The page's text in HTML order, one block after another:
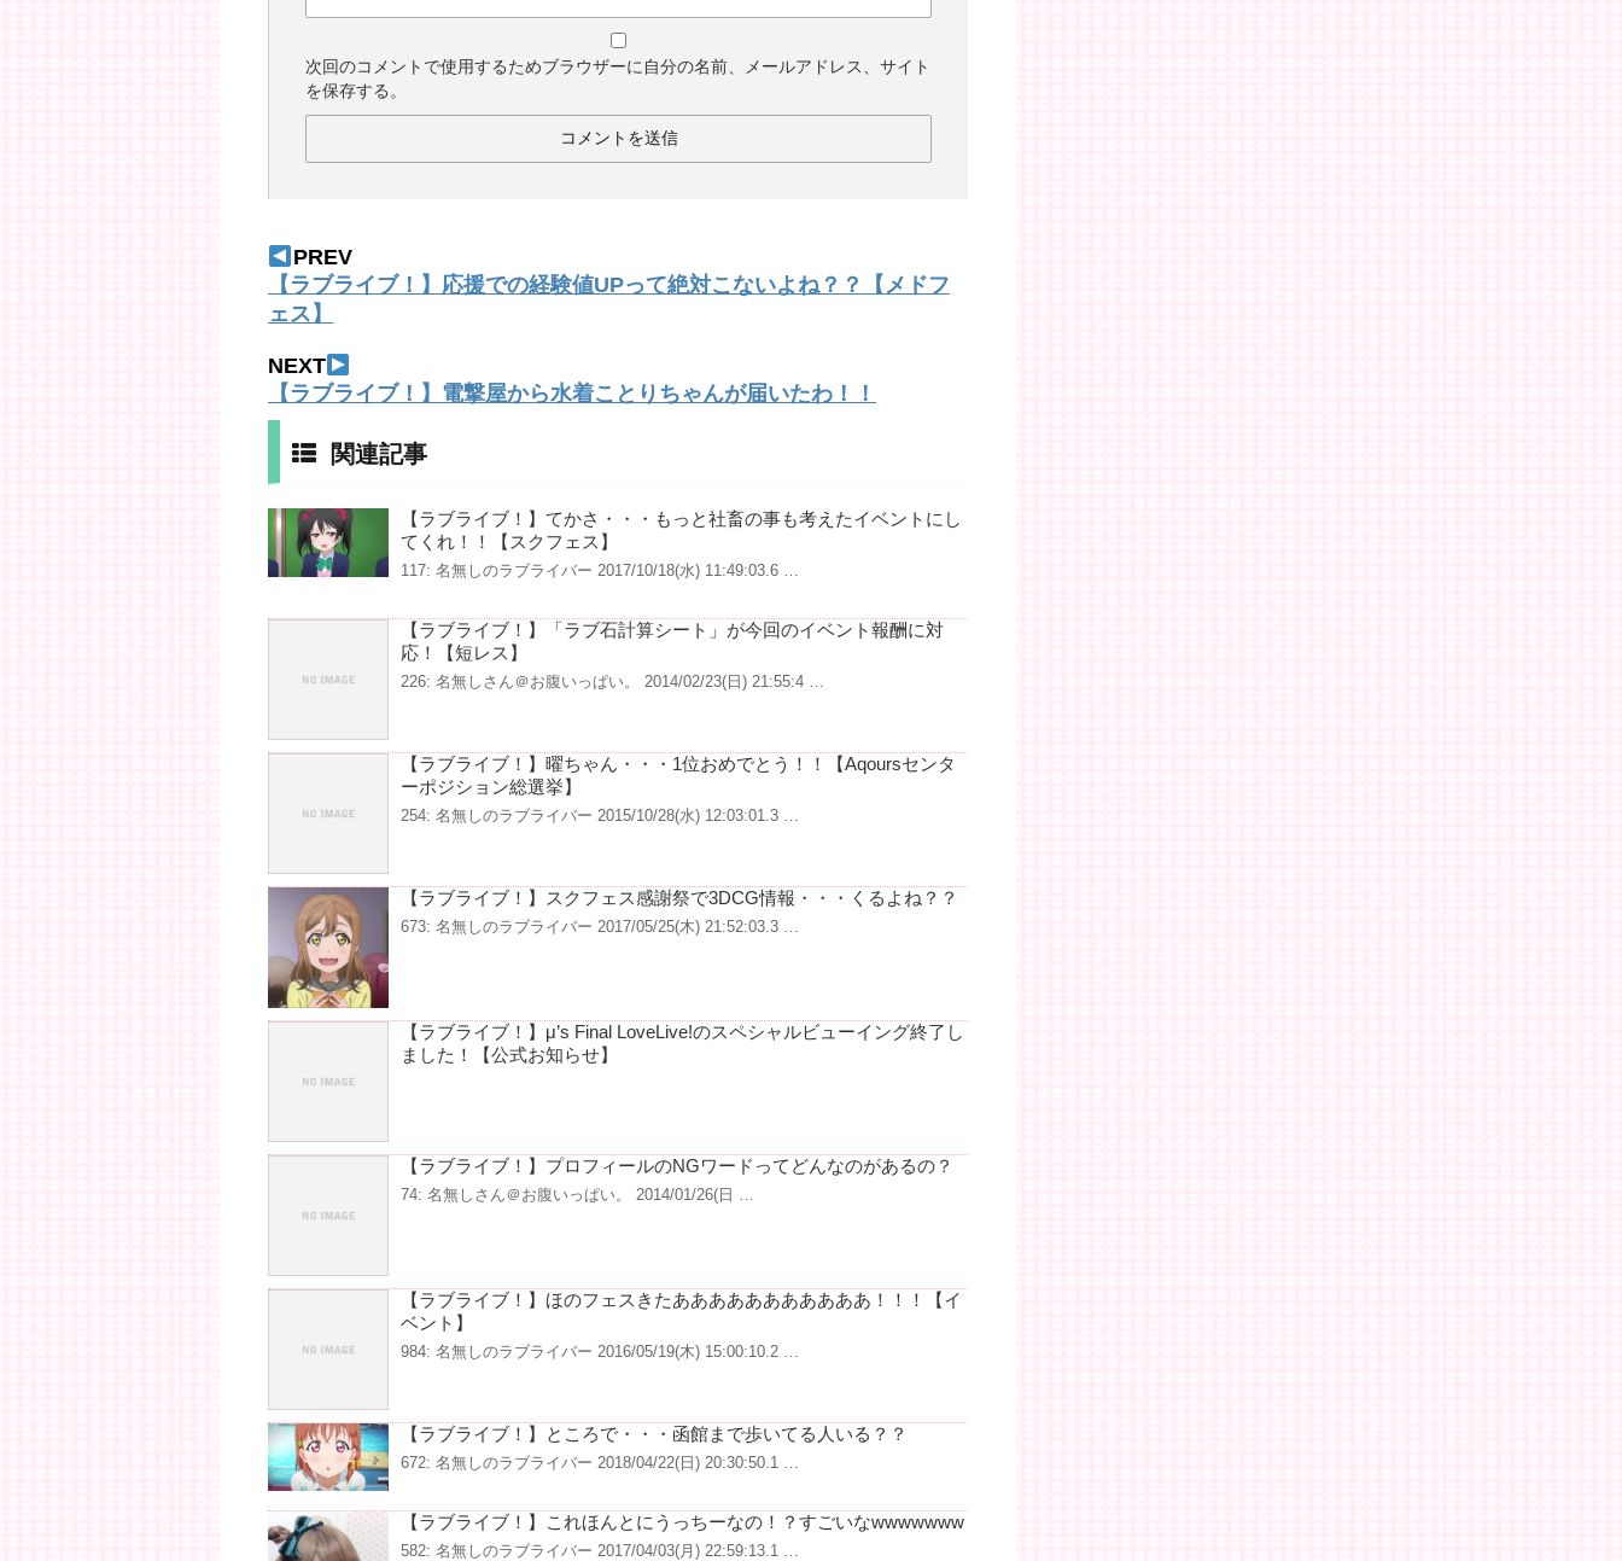
次回のコメントで使用するためブラウザーに自分の名前、メールアドレス、サイト
を保存する。
PREV
【ラブライブ！】応援での経験値UPって絶対こないよね？？【メドフ
ェス】
NEXT
【ラブライブ！】電撃屋から水着ことりちゃんが届いたわ！！
関連記事
【ラブライブ！】てかさ・・・もっと社畜の事も考えたイベントにし
てくれ！！【スクフェス】
117: 名無しのラブライバー 2017/10/18(水) 11:49:03.6 …
【ラブライブ！】「ラブ石計算シート」が今回のイベント報酬に対
応！【短レス】
226: 名無しさん＠お腹いっぱい。 2014/02/23(日) 21:55:4 …
【ラブライブ！】曜ちゃん・・・1位おめでとう！！【Aqoursセンタ
ーポジション総選挙】
254: 名無しのラブライバー 2015/10/28(水) 12:03:01.3 …
【ラブライブ！】スクフェス感謝祭で3DCG情報・・・くるよね？？
673: 名無しのラブライバー 2017/05/25(木) 21:52:03.3 …
【ラブライブ！】μ’s Final LoveLive!のスペシャルビューイング終了し
ました！【公式お知らせ】
【ラブライブ！】プロフィールのNGワードってどんなのがあるの？
74: 名無しさん＠お腹いっぱい。 2014/01/26(日 …
【ラブライブ！】ほのフェスきたあああああああああああ！！！【イ
ベント】
984: 名無しのラブライバー 2016/05/19(木) 15:00:10.2 …
【ラブライブ！】ところで・・・函館まで歩いてる人いる？？
672: 名無しのラブライバー 2018/04/22(日) 20:30:50.1 …
【ラブライブ！】これほんとにうっちーなの！？すごいなwwwwwww
582: 名無しのラブライバー 2017/04/03(月) 22:59:13.1 …